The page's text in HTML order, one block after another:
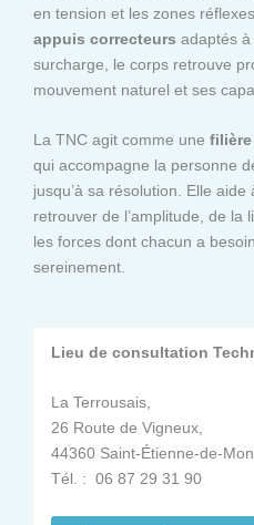
en tension et les zones
appuis correcteurs adaptés
surcharge, le corps retrouve
mouvement naturel et ses
La TNC agit comme une filière
qui accompagne la personne
jusqu’à sa résolution. Elle
retrouver de l’amplitude, de la
les forces dont chacun a
sereinement.
Lieu de consultation
La Terrousais,
26 Route de Vigneux,
44360 Saint-Étienne-de-
Tél. : 06 87 29 31 90